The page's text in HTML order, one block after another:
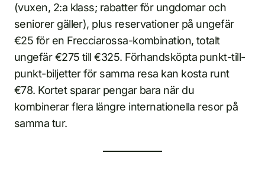
(vuxen, 2:a klass; rabatter för ungdomar och
seniorer gäller), plus reservationer på ungefär
€25 för en Frecciarossa-kombination, totalt
ungefär €275 till €325. Förhandsköpta punkt-till-
punkt-biljetter för samma resa kan kosta runt
€78. Kortet sparar pengar bara när du
kombinerar flera längre internationella resor på
samma tur.